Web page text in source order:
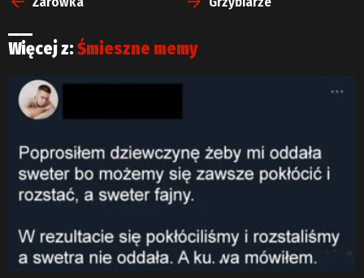
Więcej z:Śmieszne memy